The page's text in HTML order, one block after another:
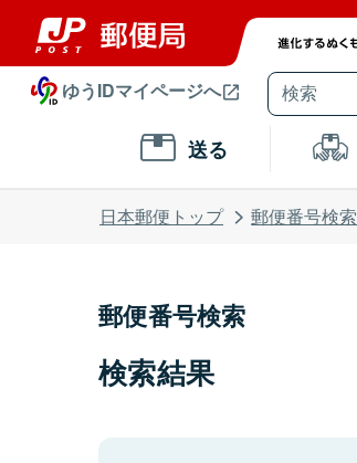
ゆうIDマイページへ
送る
日本郵便トップ 郵便番号検索
郵便番号検索
検索結果